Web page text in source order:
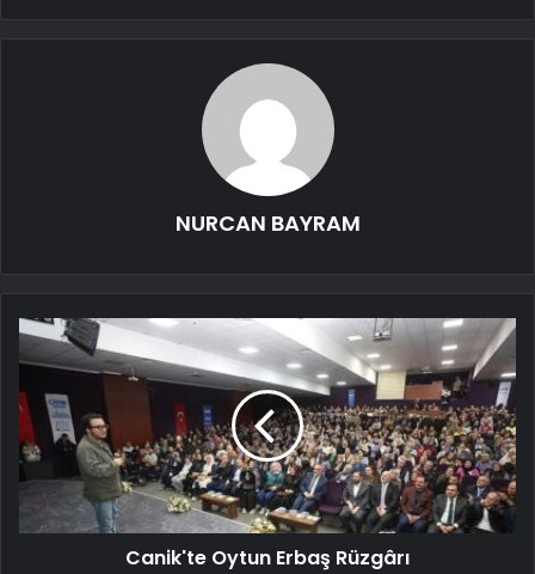
NURCAN BAYRAM
Canik'te Oytun Erbaş Rüzgârı